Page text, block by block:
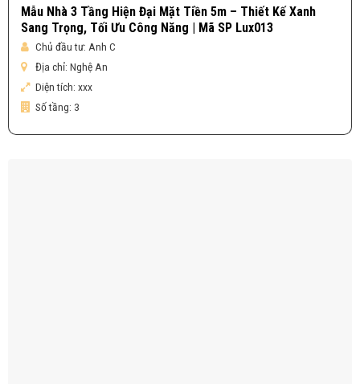
Mẫu Nhà 3 Tầng Hiện Đại Mặt Tiền 5m – Thiết Kế Xanh
Sang Trọng, Tối Ưu Công Năng | Mã SP Lux013
Chủ đầu tư: Anh C
Địa chỉ: Nghệ An
Diện tích: xxx
Số tầng: 3